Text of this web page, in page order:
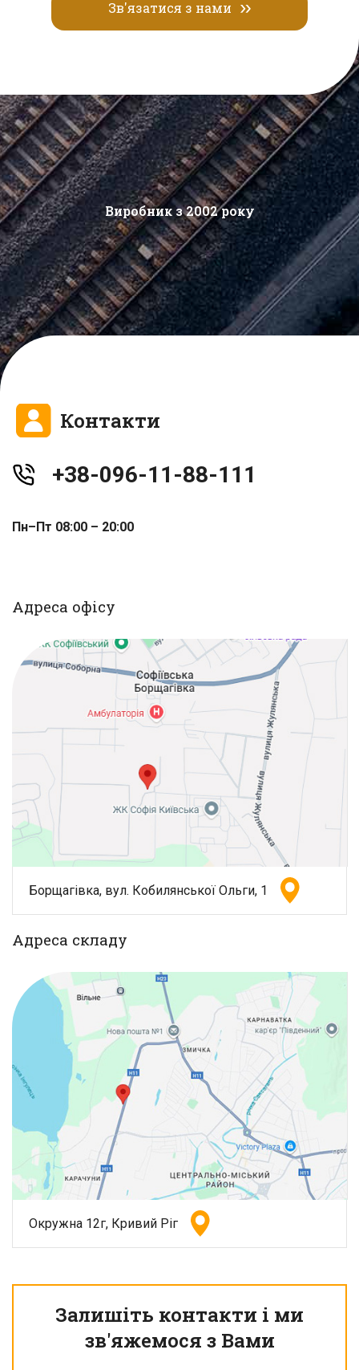
Зв'язатися з нами
Виробник з 2002 року
Контакти
+38-096-11-88-111
Пн–Пт 08:00 – 20:00
Адреса офісу
Борщагівка, вул. Кобилянської Ольги, 1
Адреса складу
Окружна 12г, Кривий Ріг
Залишіть контакти і ми
зв'яжемося з Вами